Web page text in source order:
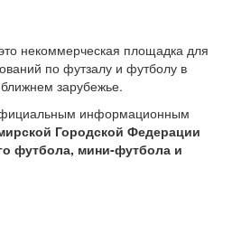
некоммерческая площадка для
по футзалу и футболу в
зарубежье.
информационным
Городской Федерации
футбола, мини-футбола и